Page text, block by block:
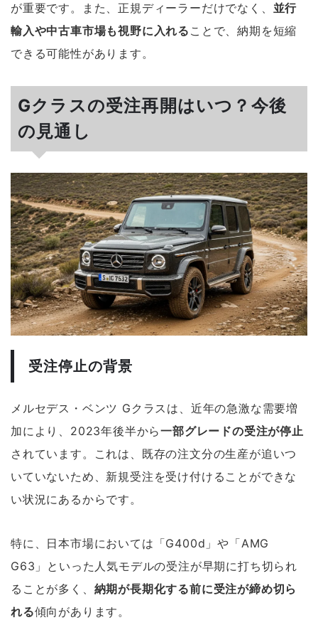
が重要です。また、正規ディーラーだけでなく、 並行
輸入や中古車市場も視野に入れる ことで、納期を短縮
できる可能性があります。
Gクラスの受注再開はいつ？今後
の見通し
受注停止の背景
メルセデス・ベンツ Gクラスは、近年の急激な需要増
加により、2023年後半から一部グレードの受注が停止
されています。これは、既存の注文分の生産が追いつ
いていないため、新規受注を受け付けることができな
い状況にあるからです。
特に、日本市場においては「G400d」や「AMG
G63」といった人気モデルの受注が早期に打ち切られ
ることが多く、 納期が長期化する前に受注が締め切ら
れる傾向があります。